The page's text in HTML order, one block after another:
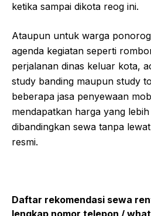
ketika sampai dikota reog ini.
Ataupun untuk warga
agenda kegiatan seperti
perjalanan dinas keluar kota,
study banding maupun study
beberapa jasa penyewaan
mendapatkan harga yang
dibandingkan sewa tanpa
resmi.
Daftar rekomendasi sewa